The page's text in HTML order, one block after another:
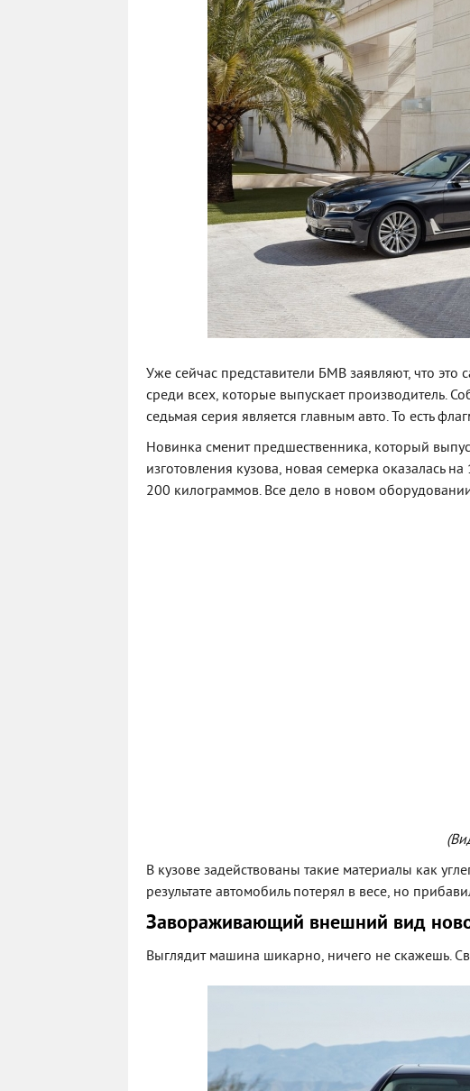
Уже сейчас представители БМВ заявляют, что
среди всех, которые выпускает производитель.
седьмая серия является главным авто. То есть
Новинка сменит предшественника, который
изготовления кузова, новая семерка оказалась
200 килограммов. Все дело в новом
В кузове задействованы такие материалы как
результате автомобиль потерял в весе, но
Завораживающий внешний вид
Выглядит машина шикарно, ничего не скажешь.